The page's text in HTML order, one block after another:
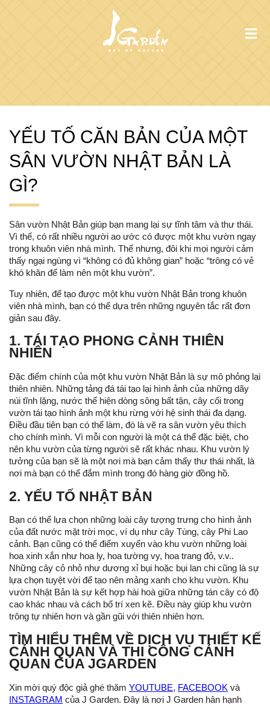
YẾU TỐ CĂN BẢN CỦA MỘT
SÂN VƯỜN NHẬT BẢN LÀ
GÌ?
Sân vườn Nhật Bản giúp bạn mang lại sự tĩnh tâm và thư thái.
Vì thế, có rất nhiều người ao ước có được một khu vườn ngay
trong khuôn viên nhà mình. Thế nhưng, đôi khi mọi người cảm
thấy ngại ngùng vì “không có đủ không gian” hoặc “trông có vẻ
khó khăn để làm nên một khu vườn”.
Tuy nhiên, để tạo được một khu vườn Nhật Bản trong khuôn
viên nhà mình, bạn có thể dựa trên những nguyên tắc rất đơn
giản sau đây.
1. TÁI TẠO PHONG CẢNH THIÊN
NHIÊN
Đặc điểm chính của một khu vườn Nhật Bản là sự mô phỏng lại
thiên nhiên. Những tảng đá tái tạo lại hình ảnh của những dãy
núi tĩnh lặng, nước thể hiện dòng sông bất tận, cây cối trong
vườn tái tạo hình ảnh một khu rừng với hệ sinh thái đa dạng.
Điều đầu tiên bạn có thể làm, đó là vẽ ra sân vườn yêu thích
cho chính mình. Vì mỗi con người là một cá thể đặc biệt, cho
nên khu vườn của từng người sẽ rất khác nhau. Khu vườn lý
tưởng của bạn sẽ là một nơi mà bạn cảm thấy thư thái nhất, là
nơi mà bạn có thể đắm mình trong đó hàng giờ đồng hồ.
2. YẾU TỐ NHẬT BẢN
Bạn có thể lựa chọn những loài cây tượng trưng cho hình ảnh
của đất nước mặt trời mọc, ví dụ như cây Tùng, cây Phi Lao
cảnh. Bạn cũng có thể điểm xuyến vào khu vườn những loài
hoa xinh xắn như hoa ly, hoa tường vy, hoa trang đỏ, v.v..
Những cây cỏ nhỏ như dương xỉ bụi hoặc bụi lan chi cũng là sự
lựa chọn tuyệt vời để tạo nên mảng xanh cho khu vườn. Khu
vườn Nhật Bản là sự kết hợp hài hoà giữa những tán cây có độ
cao khác nhau và cách bố trí xen kẽ. Điều này giúp khu vườn
trông tự nhiên hơn và gần gũi với thiên nhiên hơn.
TÌM HIỂU THÊM VỀ DỊCH VỤ THIẾT KẾ
CẢNH QUAN VÀ THI CÔNG CẢNH
QUAN CỦA JGARDEN
Xin mời quý độc giả ghé thăm YOUTUBE, FACEBOOK và
INSTAGRAM của J Garden. Đây là nơi J Garden hân hạnh